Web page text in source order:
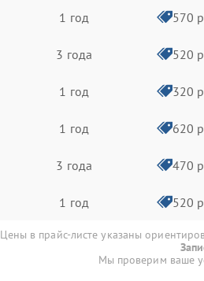
1 год 570 р
3 года 520 р
1 год 320 р
1 год 620 р
3 года 470 р
1 год 520 р
Цены в прайс-листе указаны
Мы проверим ваше